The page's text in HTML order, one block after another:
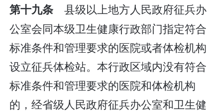
第十九条 县级以上地方人民政府征兵办
公室会同本级卫生健康行政部门指定符合
标准条件和管理要求的医院或者体检机构
设立征兵体检站。本行政区域内没有符合
标准条件和管理要求的医院和体检机构
的，经省级人民政府征兵办公室和卫生健